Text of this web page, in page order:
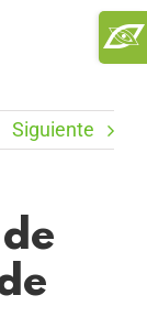
Siguiente
Area